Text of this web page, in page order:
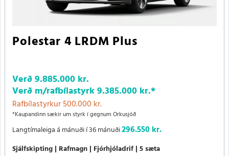
Polestar 4 LRDM Plus
Verð9.885.000 kr.
Verð m/rafbílastyrk9.385.000 kr.*
Rafbílastyrkur 500.000 kr.
*Kaupandinn sækir um styrk í gegnum Orkusjóð
Langtímaleiga á mánuði í 36 mánuði296.550 kr.
Sjálfskipting Rafmagn Fjórhjóladrif 5 sæta